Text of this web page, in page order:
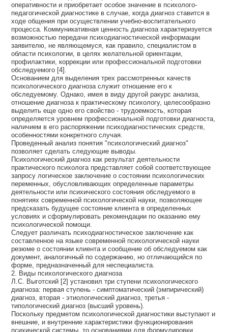
оперативности и приобретает особое значение в психолого-
педагогической диагностике в случае, когда диагноз ставится в
ходе общения при осуществлении учебно-воспитательного
процесса. Коммуникативная ценность диагноза характеризуется
возможностью передачи психодиагностической информации
заявителю, не являющемуся, как правило, специалистом в
области психологии, в целях желательной ориентации,
профилактики, коррекции или профессиональной подготовки
обследуемого [4].
Основанием для выделения трех рассмотренных качеств
психологического диагноза служит отношение его к
обследуемому. Однако, имея в виду другой ракурс анализа,
отношение диагноза к практическому психологу, целесообразно
выделить еще одно его свойство - трудоемкость, которая
определяется уровнем профессиональной подготовки диагноста,
наличием в его распоряжении психодиагностических средств,
особенностями конкретного случая.
Проведенный анализ понятия "психологический диагноз"
позволяет сделать следующие выводы.
Психологический диагноз как результат деятельности
практического психолога представляет собой соответствующее
запросу логическое заключение о состоянии психологических
переменных, обусловливающих определенные параметры
деятельности или психического состояния обследуемого в
понятиях современной психологической науки, позволяющее
предсказать будущее состояние клиента в определенных
условиях и сформулировать рекомендации по оказанию ему
психологической помощи.
Следует различать психодиагностическое заключение как
составленное на языке современной психологической науки
резюме о состоянии клиента и сообщение об обследуемом как
документ, аналогичный по содержанию, но отличающийся по
форме, предназначенный для неспециалиста.
2. Виды психологического диагноза
Л.С. Выготский [2] установил три ступени психологического
диагноза: первая ступень - симптоматический (эмпирический)
диагноз, вторая - этиологический диагноз, третья -
типологический диагноз (высший уровень).
Поскольку предметом психологической диагностики выступают и
внешние, и внутренние характеристики функционирования
психической системы, то основаниями для формулировки